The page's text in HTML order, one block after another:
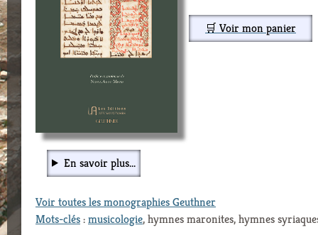
🛒 Voir mon panier
En savoir plus...
Voir toutes les monographies Geuthner
Mots-clés:musicologie, hymnes maronites, hymnes